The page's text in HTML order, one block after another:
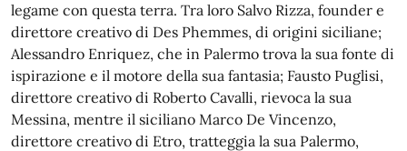
legame con questa terra. Tra loro Salvo Rizza, founder e
direttore creativo di Des Phemmes, di origini siciliane;
Alessandro Enriquez, che in Palermo trova la sua fonte di
ispirazione e il motore della sua fantasia; Fausto Puglisi,
direttore creativo di Roberto Cavalli, rievoca la sua
Messina, mentre il siciliano Marco De Vincenzo,
direttore creativo di Etro, tratteggia la sua Palermo,